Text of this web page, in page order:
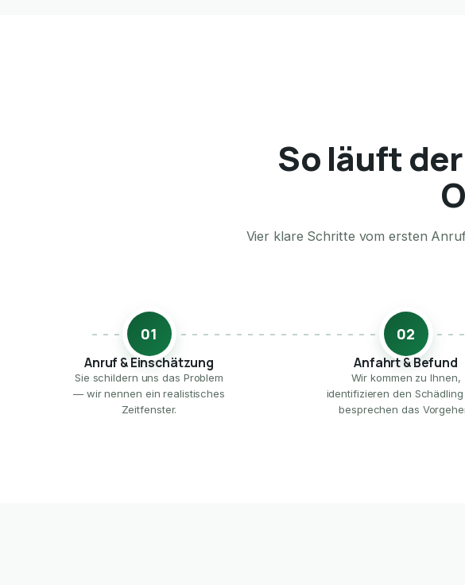
So läuft
Vier klare Schritte vom ersten
01
Anruf & Einschätzung
Sie schildern uns das Problem
— wir nennen ein realistisches
Zeitfenster.
02
Anfahrt & Befund
Wir kommen zu Ihnen,
identifizieren den Schädling
besprechen das